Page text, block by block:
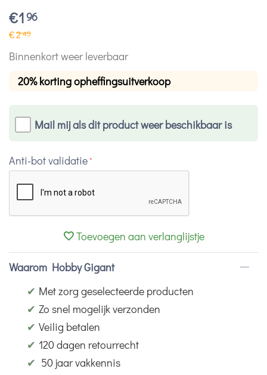
€196
€245
Binnenkort weer leverbaar
20% korting opheffingsuitverkoop
Mail mij als dit product weer beschikbaar is
Anti-bot validatie
Toevoegen aan verlanglijstje
Waarom Hobby Gigant
✔ Met zorg geselecteerde producten
✔ Zo snel mogelijk verzonden
✔ Veilig betalen
✔ 120 dagen retourrecht
✔ 50 jaar vakkennis